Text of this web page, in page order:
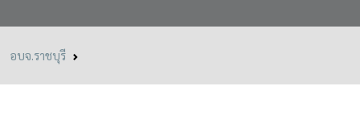
อบจ.ราชบุรี